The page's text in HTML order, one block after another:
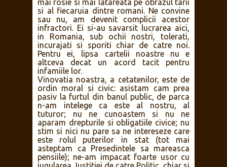
mai rosie si mai latareata pe obrazul tarii
si al fiecaruia dintre romani. Ne convine
sau nu, am devenit complicii acestor
infractori. Ei si-au savarsit lucrarea aici,
in Romania, sub ochii nostri, tolerati,
incurajati si sporiti chiar de catre noi.
Pentru ei, lipsa cartelii noastre nu e
altceva decat un acord tacit pentru
infamiile lor.
Vinovatia noastra, a cetatenilor, este de
ordin moral si civic: asistam cam prea
pasiv la furtul din banul public, de parca
n-am intelege ca este al nostru, al
tuturor; nu ne cunoastem si nu ne
aparam drepturile si obligatiile civice; nu
stim si nici nu pare sa ne intereseze care
este rolul puterilor in stat (tot mai
asteptam ca Presedintele sa mareasca
pensiile); ne-am impacat foarte usor cu